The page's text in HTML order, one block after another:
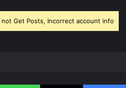
not Get Posts, Incorrect account info.